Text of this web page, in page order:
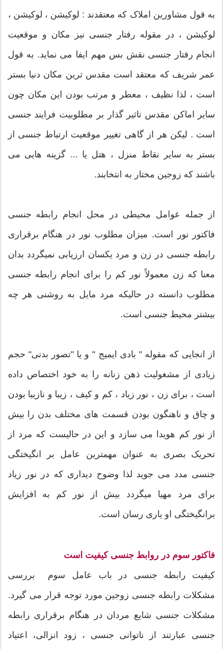
به قول مشاورین املاک که معتقدند : لوکیشن ، لوکیشن ،
لوکیشن ، در مقوله رفتار جنسی نیز مکان و موقعیت
انجام رفتار جنسی نقش بس مهم ایفا می نماید. به قول
عمر شریف که معتقد است مقدس ترین مکان دنیا بستر
است ، لذا نظیف ، معطر و مرتب بودن این مکان چون
سایر اماکن مقدس تاثیر گذار بر مطلوبیت فرایند جنسی
است . لیکن هر از گاهی تغییر موقعیت ارتباط جنسی از
بستر به سایر نقاط منزل ، هتل یا ... گزینه هایی می
باشند که زوجین مختار به انتخابند.
از جمله عوامل محیطی در محل انجام رابطه جنسی
فاکتور نور است. میزان مطلوب نور در هنگام برقراری
رابطه جنسی در زن و مرد یکسان ارزیابی نمیگردد بدان
معنا که زن معمولاً نور کم را برای انجام رابطه جنسی
مطلوب دانسته در حالیکه مرد مایل به روشنی هر چه
بیشتر محیط جنسی است.
از انجایی که مقوله " بادی ایمیج " و یا "تصور بدنی" حجم
زیادی از مشغولیت ذهن زنانه را به خود اختصاص داده
است ، برای زن ، نور زیاد ، کم و کیف ، زیبا و نازیبا بودن
و چاق و ناهنگون بودن قسمت های مختلف بدن را بیش
از نور کم هویدا می سازد و این در حالیست که مرد از
تحریک بصری به عنوان مهمترین عامل بر انگیختگی
جنسی مدد می جوید لذا وضوح دیداری که در نور زیاد
برای مرد مهیا میگردد بیش از نور کم به افزایش
برانگیختگی او یاری رسان است.
فاکتور سوم در روابط جنسی کیفیت است
کیفیت رابطه جنسی در باب عامل سوم بررسی
مشکلات رابطه جنسی زوجین مورد توجه قرار می گیرد.
مشکلات جنسی شایع مردان در هنگام برقراری رابطه
جنسی عبارتند از ناتوانی جنسی ، زود انزالی، اعتیاد